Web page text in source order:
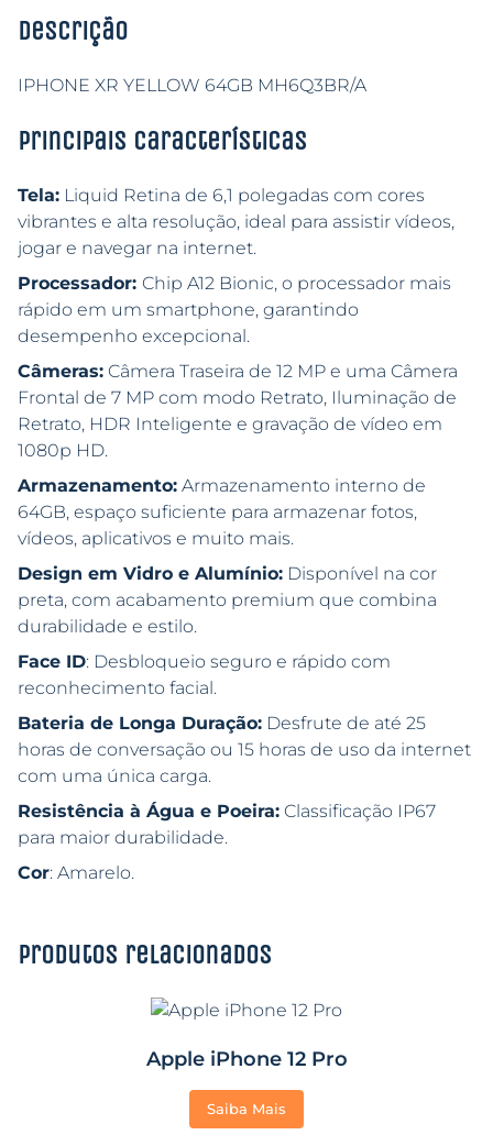
Descrição
IPHONE XR YELLOW 64GB MH6Q3BR/A
Principais características
Tela: Liquid Retina de 6,1 polegadas com cores
vibrantes e alta resolução, ideal para assistir vídeos,
jogar e navegar na internet.
Processador: Chip A12 Bionic, o processador mais
rápido em um smartphone, garantindo
desempenho excepcional.
Câmeras: Câmera Traseira de 12 MP e uma Câmera
Frontal de 7 MP com modo Retrato, Iluminação de
Retrato, HDR Inteligente e gravação de vídeo em
1080p HD.
Armazenamento: Armazenamento interno de
64GB, espaço suficiente para armazenar fotos,
vídeos, aplicativos e muito mais.
Design em Vidro e Alumínio: Disponível na cor
preta, com acabamento premium que combina
durabilidade e estilo.
Face ID: Desbloqueio seguro e rápido com
reconhecimento facial.
Bateria de Longa Duração: Desfrute de até 25
horas de conversação ou 15 horas de uso da internet
com uma única carga.
Resistência à Água e Poeira: Classificação IP67
para maior durabilidade.
Cor: Amarelo.
Produtos relacionados
Apple iPhone 12 Pro
Saiba Mais